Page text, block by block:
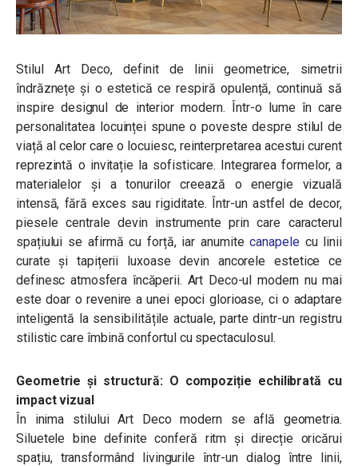
Stilul Art Deco, definit de linii geometrice, simetrii
îndrăznețe și o estetică ce respiră opulență, continuă să
inspire designul de interior modern. Într-o lume în care
personalitatea locuinței spune o poveste despre stilul de
viață al celor care o locuiesc, reinterpretarea acestui curent
reprezintă o invitație la sofisticare. Integrarea formelor, a
materialelor și a tonurilor creează o energie vizuală
intensă, fără exces sau rigiditate. Într-un astfel de decor,
piesele centrale devin instrumente prin care caracterul
spațiului se afirmă cu forță, iar anumitecanapelecu linii
curate și tapițerii luxoase devin ancorele estetice ce
definesc atmosfera încăperii. Art Deco-ul modern nu mai
este doar o revenire a unei epoci glorioase, ci o adaptare
inteligentă la sensibilitățile actuale, parte dintr-un registru
stilistic care îmbină confortul cu spectaculosul.
Geometrie și structură: O compoziție echilibrată cu
impact vizual
În inima stilului Art Deco modern se află geometria.
Siluetele bine definite conferă ritm și direcție oricărui
spațiu, transformând livingurile într-un dialog între linii,